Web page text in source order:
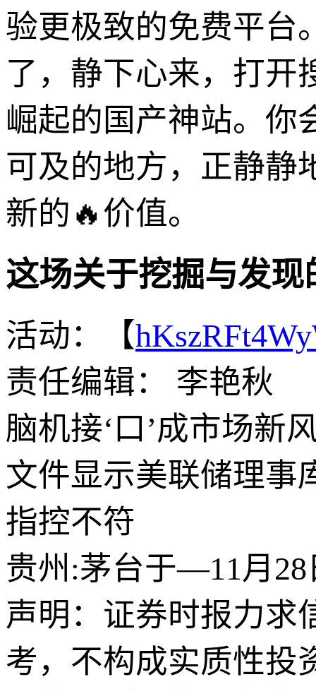
验更极致的免费平台
了，静下心来，打开
崛起的国产神站。你
可及的地方，正静静
新的🔥价值。
这场关于挖掘与发
活动：【
责任编辑： 李艳秋
脑机接‘口’成市场新
文件显示美联储理事
指控不符
贵州:茅台于—11月28
声明：证券时报力求
考，不构成实质性投